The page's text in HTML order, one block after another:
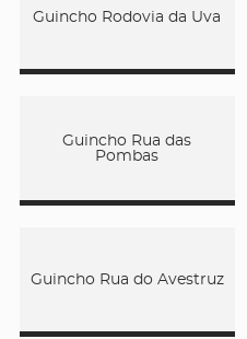
Guincho Rodovia da Uva
Guincho Rua das
Pombas
Guincho Rua do Avestruz